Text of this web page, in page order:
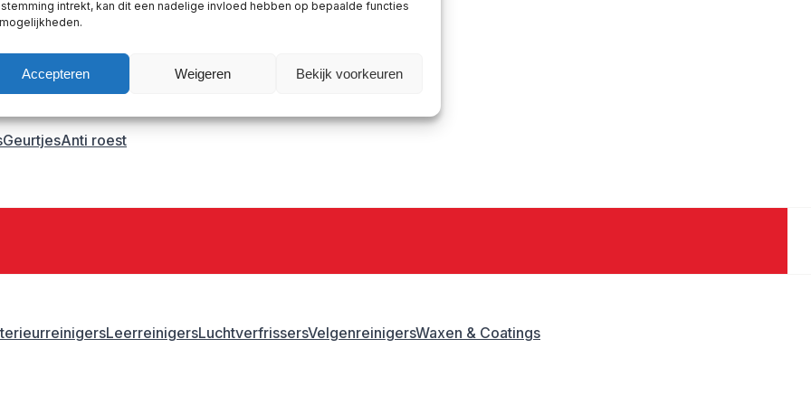
intrekt, kan dit een nadelige invloed hebben op bepaalde functies
Accepteren Weigeren Bekijk voorkeuren
primer
GeurtjesAnti roest
LeerreinigersLuchtverfrissersVelgenreinigersWaxen & Coatings